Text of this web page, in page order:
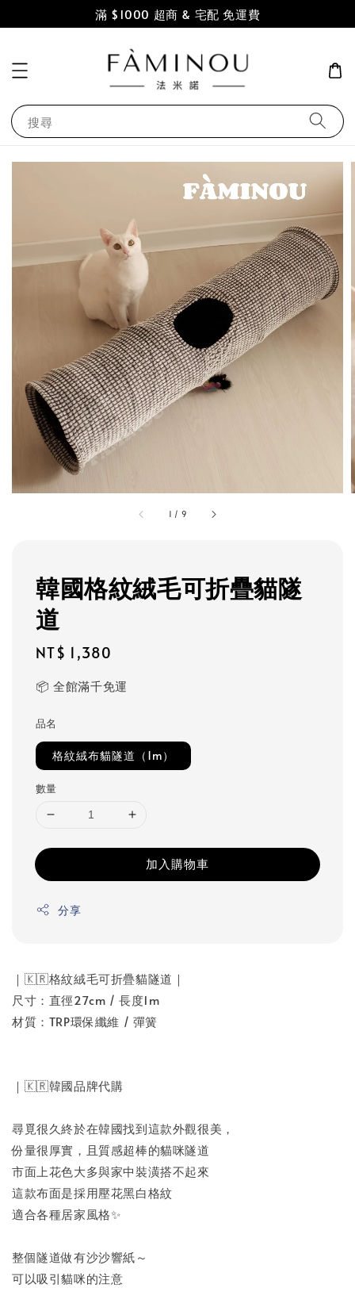
滿 $1000 超商 & 宅配 免運費
搜尋
1 / 9
韓國格紋絨毛可折疊貓隧
道
Regular
NT$ 1,380
📦 全館滿千免運
品名
格紋絨布貓隧道（1m）
數量
加入購物車
分享
｜🇰🇷格紋絨毛可折疊貓隧道｜
尺寸：直徑27cm / 長度1m
材質：TRP環保纖維 / 彈簧
｜🇰🇷韓國品牌代購
尋覓很久終於在韓國找到這款外觀很美，
份量很厚實，且質感超棒的貓咪隧道
市面上花色大多與家中裝潢搭不起來
這款布面是採用壓花黑白格紋
適合各種居家風格✨
整個隧道做有沙沙響紙～
可以吸引貓咪的注意